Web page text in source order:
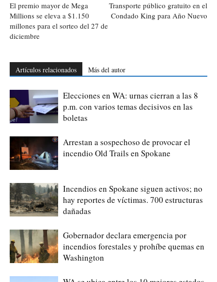
El premio mayor de Mega
Millions se eleva a $1.150
millones para el sorteo del 27 de
diciembre
Transporte público gratuito en el
Condado King para Año Nuevo
Artículos relacionados Más del autor
Elecciones en WA: urnas cierran a las 8
p.m. con varios temas decisivos en las
boletas
Arrestan a sospechoso de provocar el
incendio Old Trails en Spokane
Incendios en Spokane siguen activos; no
hay reportes de víctimas. 700 estructuras
dañadas
Gobernador declara emergencia por
incendios forestales y prohíbe quemas en
Washington